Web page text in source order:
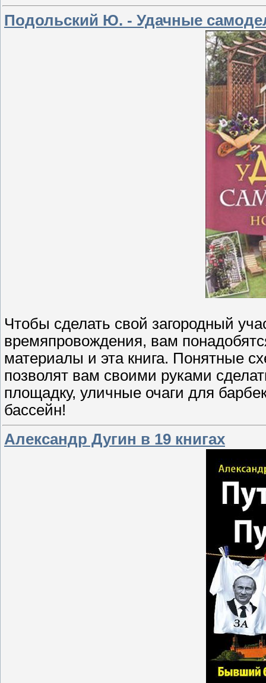
Подольский Ю. - Удачные
Чтобы сделать свой загородный
времяпровождения, вам
материалы и эта книга. Понятные
позволят вам своими руками
площадку, уличные очаги для
бассейн!
Александр Дугин в 19 книгах